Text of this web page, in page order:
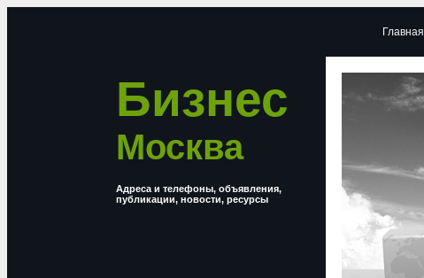
Бизнес
Москва
Адреса и телефоны, объявления,
публикации, новости, ресурсы
Главная